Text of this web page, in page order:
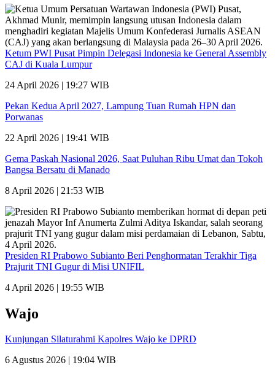
Ketum PWI Pusat Pimpin Delegasi Indonesia ke General Assembly
CAJ di Kuala Lumpur
24 April 2026 | 19:27 WIB
Pekan Kedua April 2027, Lampung Tuan Rumah HPN dan
Porwanas
22 April 2026 | 19:41 WIB
Gema Paskah Nasional 2026, Saat Puluhan Ribu Umat dan Tokoh
Bangsa Bersatu di Manado
8 April 2026 | 21:53 WIB
Presiden RI Prabowo Subianto Beri Penghormatan Terakhir Tiga
Prajurit TNI Gugur di Misi UNIFIL
4 April 2026 | 19:55 WIB
Wajo
Kunjungan Silaturahmi Kapolres Wajo ke DPRD
6 Agustus 2026 | 19:04 WIB